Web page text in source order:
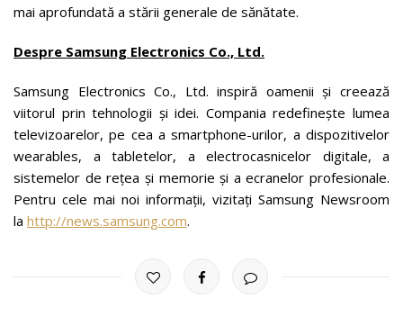
mai aprofundată a stării generale de sănătate.
Despre Samsung Electronics Co., Ltd.
Samsung Electronics Co., Ltd. inspiră oamenii și creează
viitorul prin tehnologii și idei. Compania redefinește lumea
televizoarelor, pe cea a smartphone-urilor, a dispozitivelor
wearables, a tabletelor, a electrocasnicelor digitale, a
sistemelor de rețea și memorie și a ecranelor profesionale.
Pentru cele mai noi informații, vizitați Samsung Newsroom
la http://news.samsung.com.